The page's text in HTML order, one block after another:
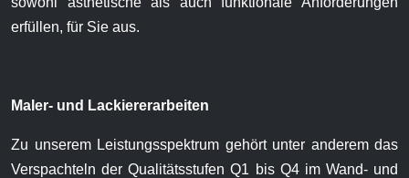
erfüllen, für Sie aus.
Maler- und Lackiererarbeiten
Zu unserem Leistungsspektrum gehört unter anderem das
Verspachteln der Qualitätsstufen Q1 bis Q4 im Wand- und